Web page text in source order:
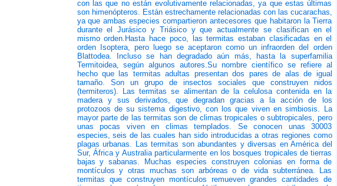
con las que no están evolutivamente relacionadas, ya que estas últimas
son himenópteros. Están estrechamente relacionadas con las cucarachas,
ya que ambas especies compartieron antecesores que habitaron la Tierra
durante el Jurásico y Triásico y que actualmente se clasifican en el
mismo orden.​ Hasta hace poco, las termitas estaban clasificadas en el
orden Isoptera, pero luego se aceptaron como un infraorden del orden
Blattodea. Incluso se han degradado aún más, hasta la superfamilia
Termitoidea, según algunos autores.​ Su nombre científico se refiere al
hecho que las termitas adultas presentan dos pares de alas de igual
tamaño. Son un grupo de insectos sociales que construyen nidos
(termiteros). Las termitas se alimentan de la celulosa contenida en la
madera y sus derivados, que degradan gracias a la acción de los
protozoos de su sistema digestivo, con los que viven en simbiosis. La
mayor parte de las termitas son de climas tropicales o subtropicales, pero
unas pocas viven en climas templados. Se conocen unas 30003​
especies, seis de las cuales han sido introducidas a otras regiones como
plagas urbanas. Las termitas son abundantes y diversas en América del
Sur, África y Australia particularmente en los bosques tropicales de tierras
bajas y sabanas. Muchas especies construyen colonias en forma de
montículos y otras muchas son arbóreas o de vida subterránea. Las
termitas que construyen montículos remueven grandes cantidades de